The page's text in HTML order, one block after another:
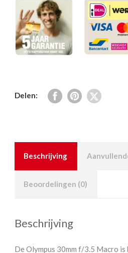
Delen:
Beschrijving
Beoordelingen (0)
Beschrijving
De Olympus 30mm f/3.5 Macro